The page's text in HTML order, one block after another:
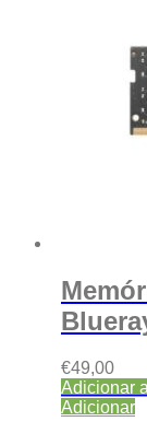
€49,00
Adicionar
Adicionar